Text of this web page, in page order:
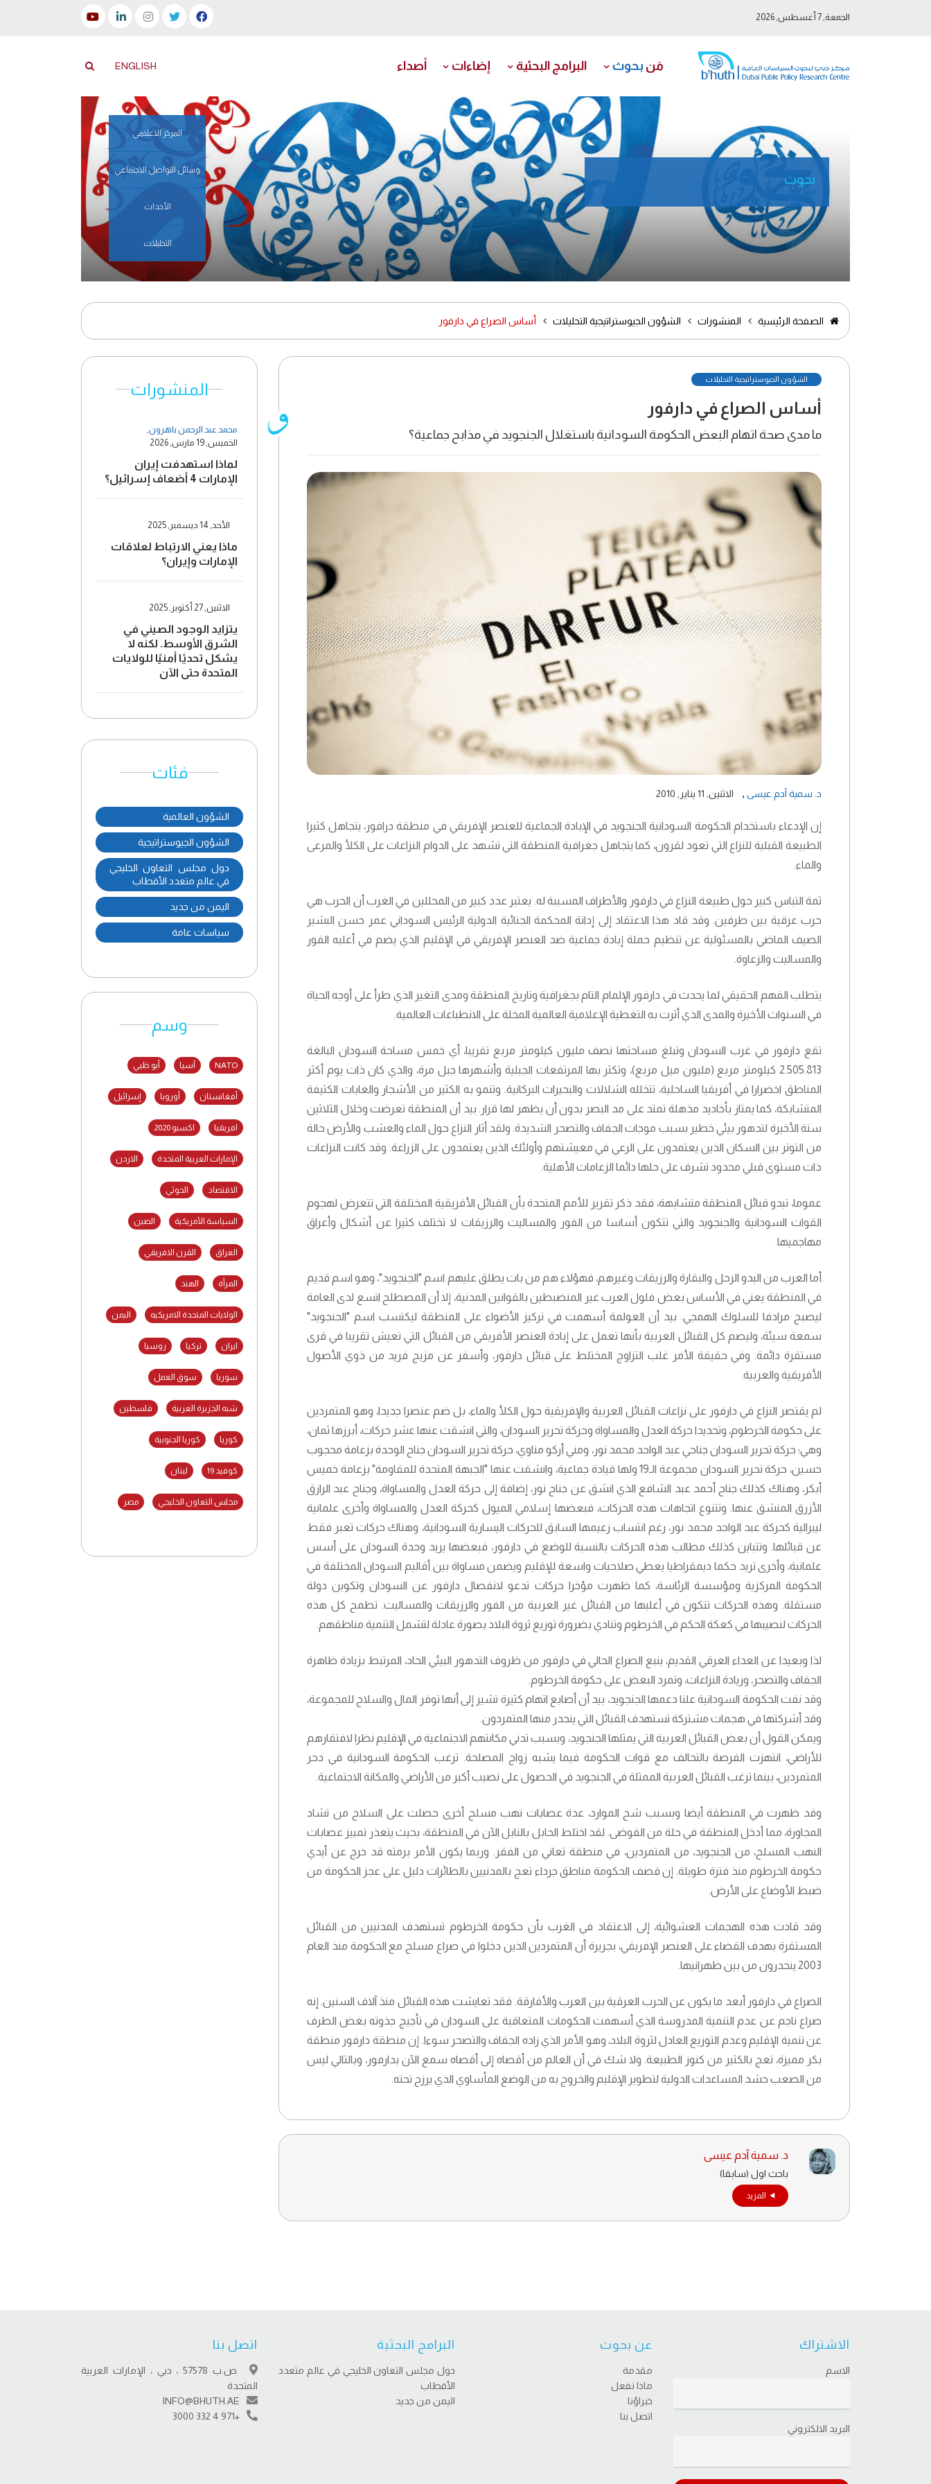
الجمعة, 7 أغسطس, 2026
مَن بحوث البرامج البحثية إضاءات أصداء ENGLISH
المركز الاعلامي
وسائل التواصل الاجتماعي
الأحداث
التحليلات
بحوث
الصفحة الرئيسية المنشورات الشؤون الجيوستراتيجية التحليلات أساس الصراع في دارفور
الشؤون الجيوستراتيجية التحليلات
أساس الصراع في دارفور
ما مدى صحة اتهام البعض الحكومة السودانية باستغلال الجنجويد في مذابح جماعية؟
د. سمية آدم عيسى , الاثنين, 11 يناير, 2010
إن الإدعاء باستخدام الحكومة السودانية الجنجويد في الإبادة الجماعية للعنصر الإفريقي في منطقة درافور، يتجاهل كثيرا
الطبيعة القبلية للنزاع التي تعود لقرون، كما يتجاهل جغرافية المنطقة التي تشهد على الدوام النزاعات على الكلأ والمرعى
والماء.
ثمة التباس كبير حول طبيعة النزاع في دارفور والأطراف المسببة له. يعتبر عدد كبير من المحللين في الغرب أن الحرب هي
حرب عرقية بين طرفين. وقد قاد هذا الاعتقاد إلى إدانة المحكمة الجنائية الدولية الرئيس السوداني عمر حسن البشير
الصيف الماضي بالمسئولية عن تنظيم حملة إبادة جماعية ضد العنصر الإفريقي في الإقليم الذي يضم في أغلبه الفور
والمساليت والزعاوة.
يتطلب الفهم الحقيقي لما يحدث في دارفور الإلمام التام بجغرافية وتاريخ المنطقة ومدى التغير الذي طرأ على أوجه الحياة
في السنوات الأخيرة والمدى الذي أثرت به التغطية الإعلامية العالمية المخلة على الانطباعات العالمية.
تقع دارفور في غرب السودان وتبلغ مساحتها نصف مليون كيلومتر مربع تقريبا، أي خمس مساحة السودان البالغة
2.505.813 كيلومتر مربع (مليون ميل مربع)، وتكثر بها المرتفعات الجبلية وأشهرها جبل مرة، والذي كان ذات يوم أكثر
المناطق اخضرارا في أفريقيا الساحلية، تتخلله الشلالات والبحيرات البركانية. وتنمو به الكثير من الأشجار والغابات الكثيفة
المتشابكة، كما يمتاز بأخاديد مذهلة تمتد على مد البصر بدون أن يظهر لها قرار. بيد أن المنطقة تعرضت وخلال الثلاثين
سنة الأخيرة لتدهور بيئي خطير بسبب موجات الجفاف والتصحر الشديدة. ولقد أثار النزاع حول الماء والعشب والأرض حالة
من التوتر بين السكان الذين يعتمدون على الرعي في معيشتهم وأولئك الذين يعتمدون على الزراعة. وقد كانت النزاعات
ذات مستوى قبلي محدود تشرف على حلها دائما الزعامات الأهلية.
عموما، تبدو قبائل المنطقة متشابهة، فقد ذكر تقرير للأمم المتحدة بأن القبائل الأفريقية المختلفة التي تتعرض لهجوم
القوات السودانية والجنجويد والتي تتكون أساسا من الفور والمساليت والرزيقات لا تختلف كثيرا عن أشكال وأعراق
مهاجميها.
أما العرب من البدو الرحل والبقارة والرزيقات وغيرهم، فهؤلاء هم من بات يطلق عليهم اسم "الجنجويد"، وهو اسم قديم
في المنطقة يعني في الأساس بعض فلول العرب غير المنضبطين بالقوانين المدنية، إلا أن المصطلح اتسع لدى العامة
ليصبح مرادفا للسلوك الهمجي. بيد أن العولمة أسهمت في تركيز الأضواء على المنطقة ليكتسب اسم "الجنجويد"
سمعة سيئة، وليصم كل القبائل العربية بأنها تعمل على إبادة العنصر الأفريقي من القبائل التي تعيش تقريبا في قرى
مستقرة دائمة. وفي حقيقة الأمر غلب التزاوج المختلط على قبائل دارفور، وأسفر عن مزيج فريد من ذوي الأصول
الأفريقية والعربية.
لم يقتصر النزاع في دارفور على نزاعات القبائل العربية والإفريقية حول الكلأ والماء، بل ضم عنصرا جديدا، وهو المتمردين
على حكومة الخرطوم، وتحديدا حركة العدل والمساواة وحركة تحرير السودان، والتي انشقت عنها عشر حركات، أبرزها ثمان،
وهي؛ حركة تحرير السودان جناحي عبد الواحد محمد نور، ومني أركو مناوي، حركة تحرير السودان جناح الوحدة بزعامة محجوب
حسين، حركة تحرير السودان مجموعة الـ19 ولها قيادة جماعية، وانشقت عنها "الجبهة المتحدة للمقاومة" بزعامة خميس
أبكر، وهناك كذلك جناح أحمد عبد الشافع الذي انشق عن جناح نور، إضافة إلى حركة العدل والمساواة، وجناح عبد الرازق
الأزرق المنشق عنها. وتتنوع اتجاهات هذه الحركات، فبعضها إسلامي الميول كحركة العدل والمساواة وأخرى علمانية
ليبرالية كحركة عبد الواحد محمد نور، رغم انتساب زعيمها السابق للحركات اليسارية السودانية، وهناك حركات تعبر فقط
عن قبائلها. وتتباين كذلك مطالب هذه الحركات بالنسبة للوضع في دارفور، فبعضها يريد وحدة السودان على أسس
علمانية، وأخرى تريد حكما ديمقراطيا يعطي صلاحيات واسعة للإقليم ويضمن مساواة بين أقاليم السودان المختلفة في
الحكومة المركزية ومؤسسة الرئاسة، كما ظهرت مؤخرا حركات تدعو لانفصال دارفور عن السودان وتكوين دولة
مستقلة. وهذه الحركات تتكون في أغلبها من القبائل غير العربية من الفور والرزيقات والمساليت. تطمح كل هذه
الحركات لنصيبها في كعكة الحكم في الخرطوم وتنادي بضرورة توزيع ثروة البلاد بصورة عادلة لتشمل التنمية مناطقهم.
لذا وبعيدا عن العداء العرقي القديم، ينبع الصراع الحالي في دارفور من ظروف التدهور البيئي الحاد، المرتبط بزيادة ظاهرة
الجفاف والتصحر، وزيادة النزاعات، وتمرد البعض على حكومة الخرطوم.
وقد نفت الحكومة السودانية علنا دعمها الجنجويد، بيد أن أصابع اتهام كثيرة تشير إلى أنها توفر المال والسلاح للمجموعة،
وقد أشركتها في هجمات مشتركة تستهدف القبائل التي ينحدر منها المتمردون.
ويمكن القول أن بعض القبائل العربية التي يمثلها الجنجويد، وبسبب تدني مكانتهم الاجتماعية في الإقليم نظرا لافتقارهم
للأراضي، انتهزت الفرصة بالتحالف مع قوات الحكومة فيما يشبه زواج المصلحة. ترغب الحكومة السودانية في دحر
المتمردين، بينما ترغب القبائل العربية الممثلة في الجنجويد في الحصول على نصيب أكبر من الأراضي والمكانة الاجتماعية.
وقد ظهرت في المنطقة أيضا وبسبب شح الموارد، عدة عصابات نهب مسلح أخرى حصلت على السلاح من تشاد
المجاورة، مما أدخل المنطقة في حلة من الفوضى. لقد اختلط الحابل بالنابل الآن في المنطقة، بحيث يتعذر تمييز عصابات
النهب المسلح، من الجنجويد، من المتمردين، في منطقة تعاني من الفقر. وربما يكون الأمر برمته قد خرج عن أيدي
حكومة الخرطوم منذ فترة طويلة. إن قصف الحكومة مناطق جرداء تعج بالمدنيين بالطائرات دليل على عجز الحكومة من
ضبط الأوضاع على الأرض.
وقد قادت هذه الهجمات العشوائية، إلى الاعتقاد في الغرب بأن حكومة الخرطوم تستهدف المدنيين من القبائل
المستقرة بهدف القضاء على العنصر الإفريقي، بجريرة أن المتمردين الذين دخلوا في صراع مسلح مع الحكومة منذ العام
2003 ينحدرون من بين ظهرانيها.
الصراع في دارفور أبعد ما يكون عن الحرب العرقية بين العرب والأفارقة. فقد تعايشت هذه القبائل منذ آلاف السنين. إنه
صراع ناجم عن عدم التنمية المدروسة الذي أسهمت الحكومات المتعاقبة على السودان في تأجيج جذوته بغض الطرف
عن تنمية الإقليم وعدم التوزيع العادل لثروة البلاد، وهو الأمر الذي زاده الجفاف والتصحر سوءا. إن منطقة دارفور منطقة
بكر مميزة، تعج بالكثير من كنوز الطبيعة. ولا شك في أن العالم من أقصاه إلى أقصاه سمع الآن بدارفور، وبالتالي ليس
من الصعب حشد المساعدات الدولية لتطوير الإقليم والخروج به من الوضع المأساوي الذي يرزح تحته.
د. سمية آدم عيسى
باحث اول (سابقا)
المزيد
المنشورات
محمد عبد الرحمن باهرون,
الخميس, 19 مارس, 2026
لماذا استهدفت إيران
الإمارات 4 أضعاف إسرائيل؟
الأحد, 14 ديسمبر, 2025
ماذا يعني الارتباط لعلاقات
الإمارات وإيران؟
الاثنين, 27 أكتوبر, 2025
يتزايد الوجود الصيني في
الشرق الأوسط. لكنه لا
يشكل تحديًا أمنيًا للولايات
المتحدة حتى الآن
فئات
الشؤون العالمية
الشؤون الجيوستراتيجية
دول مجلس التعاون الخليجي
في عالم متعدد الأقطاب
اليمن من جديد
سياسات عامة
وسم
NATO آسيا أبو ظبي
أفغانستان أوروبا إسرائيل
افريقيا اكسبو 2020
الإمارات العربية المتحدة الاردن
الاقتصاد الحوثي
السياسة الأمريكية الصين
العراق القرن الافريقي
المرأة الهند
الولايات المتحدة الامريكيه اليمن
ايران تركيا روسيا
سوريا سوق العمل
شبه الجزيرة العربية فلسطين
كوريا كوريا الجنوبية
كوفيد 19 لبنان
مجلس التعاون الخليجي مصر
الاشتراك
الاسم
البريد الالكتروني
عن بحوث
مقدمة
ماذا نفعل
خبراؤنا
اتصل بنا
البرامج البحثية
دول مجلس التعاون الخليجي في عالم متعدد
الأقطاب
اليمن من جديد
اتصل بنا
ص.ب 57578 ، دبي ، الإمارات العربية
المتحدة
INFO@BHUTH.AE
+971 4 332 3000